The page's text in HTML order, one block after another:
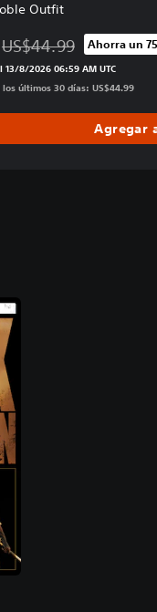
Outfit
Rebajado del precio
US$44.99 Ahorra un
8/2026 06:59 AM UTC
últimos 30 días: US$44.99
Agregar